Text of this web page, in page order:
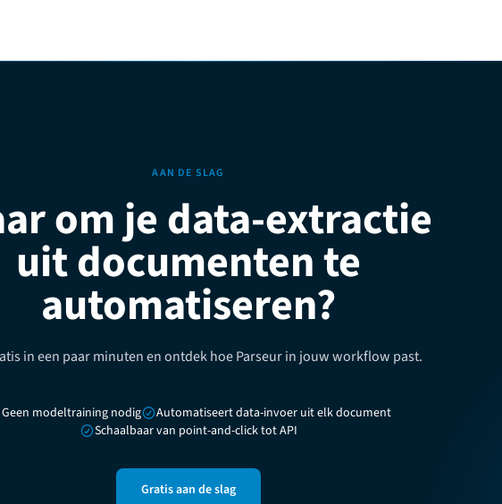
AAN DE SLAG
om je data-extractie
uit documenten te
automatiseren?
in een paar minuten en ontdek hoe Parseur in jouw workflow past.
Geen modeltraining nodig
Automatiseert data-invoer uit elk document
Schaalbaar van point-and-click tot API
Gratis aan de slag